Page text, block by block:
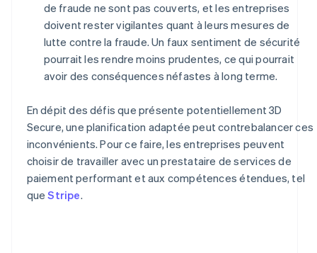
de fraude ne sont pas couverts, et les entreprises
doivent rester vigilantes quant à leurs mesures de
lutte contre la fraude. Un faux sentiment de sécurité
pourrait les rendre moins prudentes, ce qui pourrait
avoir des conséquences néfastes à long terme.
En dépit des défis que présente potentiellement 3D
Secure, une planification adaptée peut contrebalancer ces
inconvénients. Pour ce faire, les entreprises peuvent
choisir de travailler avec un prestataire de services de
paiement performant et aux compétences étendues, tel
queStripe.